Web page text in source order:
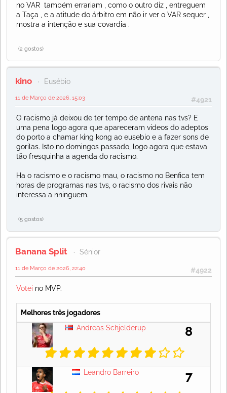
no VAR também errariam , como o outro diz , entreguem
a Taça , e a atitude do árbitro em não ir ver o VAR sequer ,
mostra a intenção e sua covardia .
(2 gostos)
kino Eusébio
#4921
11 de Março de 2026, 15:03
O racismo já deixou de ter tempo de antena nas tvs? E
uma pena logo agora que apareceram videos do adeptos
do porto a chamar king kong ao eusebio e a fazer sons de
gorilas. Isto no domingos passado, logo agora que estava
tão fresquinha a agenda do racismo.
Ha o racismo e o racismo mau, o racismo no Benfica tem
horas de programas nas tvs, o racismo dos rivais não
interessa a nninguem.
(5 gostos)
Banana Split Sénior
#4922
11 de Março de 2026, 22:40
Votei no MVP.
Melhores três jogadores
Andreas Schjelderup
8
Leandro Barreiro 7